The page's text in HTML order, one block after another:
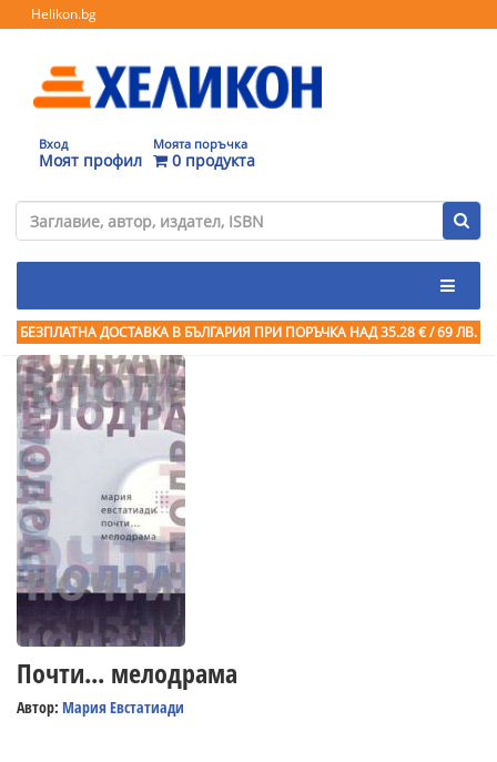
Helikon.bg
Вход
Моят профил
Моята поръчка
0 продукта
БЕЗПЛАТНА ДОСТАВКА В БЪЛГАРИЯ ПРИ ПОРЪЧКА НАД 35.28 € / 69 ЛВ.
Почти... мелодрама
Автор: Мария Евстатиади